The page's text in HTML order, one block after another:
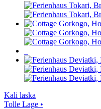
Kali laska
Tolle Lage •